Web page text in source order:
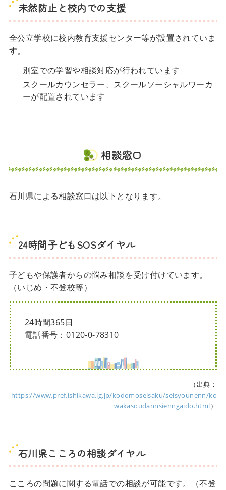
未然防止と校内での支援
全公立学校に校内教育支援センター等が設置されていま
す。
別室での学習や相談対応が行われています
スクールカウンセラー、スクールソーシャルワーカ
ーが配置されています
相談窓口
石川県による相談窓口は以下となります。
24時間子どもSOSダイヤル
子どもや保護者からの悩み相談を受け付けています。
（いじめ・不登校等）
24時間365日
電話番号：0120-0-78310
（出典：
https://www.pref.ishikawa.lg.jp/kodomoseisaku/seisyounenn/ko
wakasoudannsienngaido.html）
石川県こころの相談ダイヤル
こころの問題に関する電話での相談が可能です。（不登